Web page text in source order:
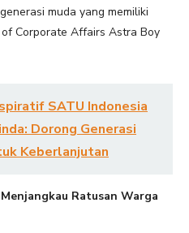
muda yang memiliki
Corporate Affairs Astra Boy
SATU Indonesia
Dorong Generasi
Keberlanjutan
Ratusan Warga